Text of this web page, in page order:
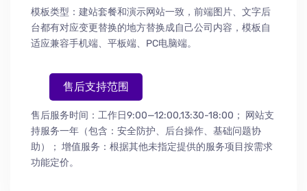
模板类型：建站套餐和演示网站一致，前端图片、文字后
台都有对应变更替换的地方替换成自己公司内容，模板自
适应兼容手机端、平板端、PC电脑端。
售后支持范围
售后服务时间：工作日9:00—12:00,13:30-18:00；
网站支
持服务一年（包含：安全防护、 后台操作、 基础问题协
助）
； 增值服务：根据其他未指定提供的服务项目按需求
功能定价。